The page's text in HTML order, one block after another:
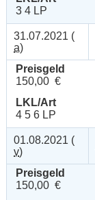
3 4 LP
31.07.2021 (
a)
Preisgeld
150,00 €
LKL/Art
4 5 6 LP
01.08.2021 (
v)
Preisgeld
150,00 €